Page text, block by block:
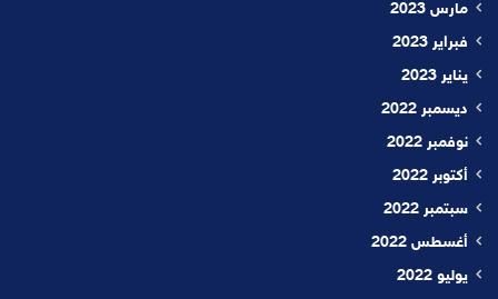
مارس 2023
فبراير 2023
يناير 2023
ديسمبر 2022
نوفمبر 2022
أكتوبر 2022
سبتمبر 2022
أغسطس 2022
يوليو 2022